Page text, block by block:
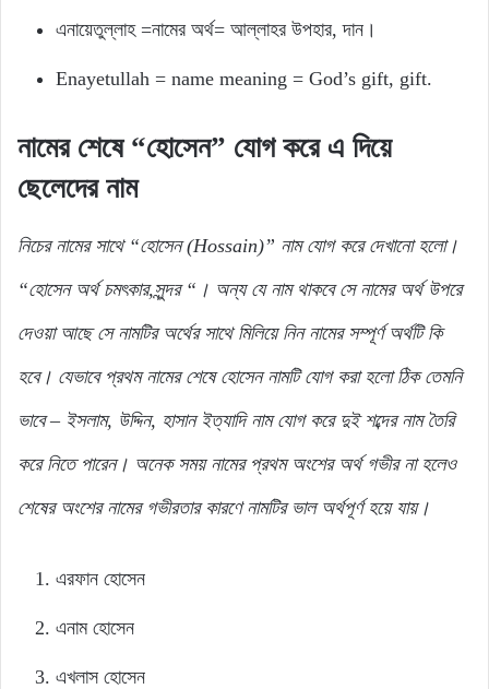
এনায়েতুল্লাহ =নামের অর্থ= আল্লাহর উপহার, দান।
Enayetullah = name meaning = God’s gift, gift.
নামের শেষে “হোসেন” যোগ করে এ দিয়ে
ছেলেদের নাম
নিচের নামের সাথে “হোসেন (Hossain)” নাম যোগ করে দেখানো হলো।
“হোসেন অর্থ চমৎকার,সুন্দর “। অন্য যে নাম থাকবে সে নামের অর্থ উপরে
দেওয়া আছে সে নামটির অর্থের সাথে মিলিয়ে নিন নামের সম্পূর্ণ অর্থটি কি
হবে। যেভাবে প্রথম নামের শেষে হোসেন নামটি যোগ করা হলো ঠিক তেমনি
ভাবে – ইসলাম, উদ্দিন, হাসান ইত্যাদি নাম যোগ করে দুই শব্দের নাম তৈরি
করে নিতে পারেন। অনেক সময় নামের প্রথম অংশের অর্থ গভীর না হলেও
শেষের অংশের নামের গভীরতার কারণে নামটির ভাল অর্থপূর্ণ হয়ে যায়।
এরফান হোসেন
এনাম হোসেন
এখলাস হোসেন